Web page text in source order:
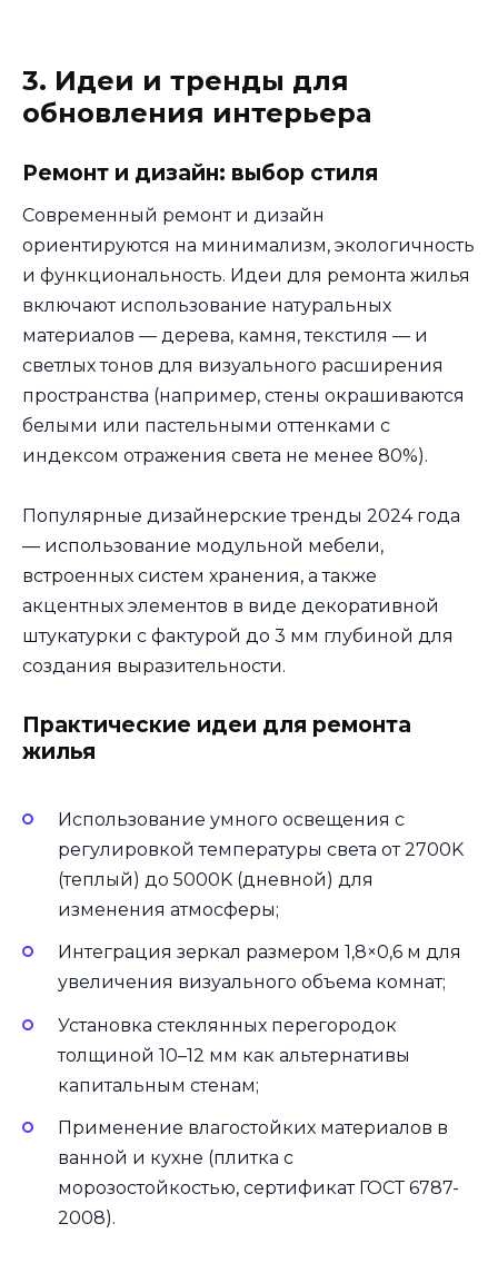
3. Идеи и тренды для
обновления интерьера
Ремонт и дизайн: выбор стиля
Современный ремонт и дизайн
ориентируются на минимализм, экологичность
и функциональность. Идеи для ремонта жилья
включают использование натуральных
материалов — дерева, камня, текстиля — и
светлых тонов для визуального расширения
пространства (например, стены окрашиваются
белыми или пастельными оттенками с
индексом отражения света не менее 80%).
Популярные дизайнерские тренды 2024 года
— использование модульной мебели,
встроенных систем хранения, а также
акцентных элементов в виде декоративной
штукатурки с фактурой до 3 мм глубиной для
создания выразительности.
Практические идеи для ремонта
жилья
Использование умного освещения с
регулировкой температуры света от 2700K
(теплый) до 5000K (дневной) для
изменения атмосферы;
Интеграция зеркал размером 1,8×0,6 м для
увеличения визуального объема комнат;
Установка стеклянных перегородок
толщиной 10–12 мм как альтернативы
капитальным стенам;
Применение влагостойких материалов в
ванной и кухне (плитка с
морозостойкостью, сертификат ГОСТ 6787-
2008).